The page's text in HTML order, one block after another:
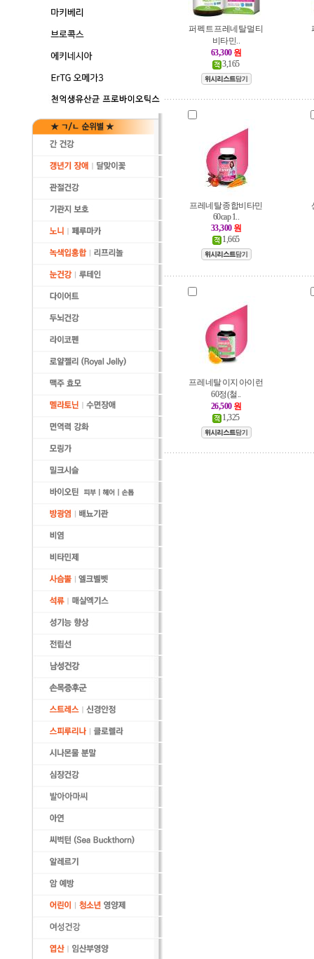
퍼펙트 프레네탈 멀티
비타민..
63,300 원
3,165
프레네탈 종합비타민
60cap 1..
33,300 원
1,665
프레네탈 이지 아이런
60정(철..
26,500 원
1,325